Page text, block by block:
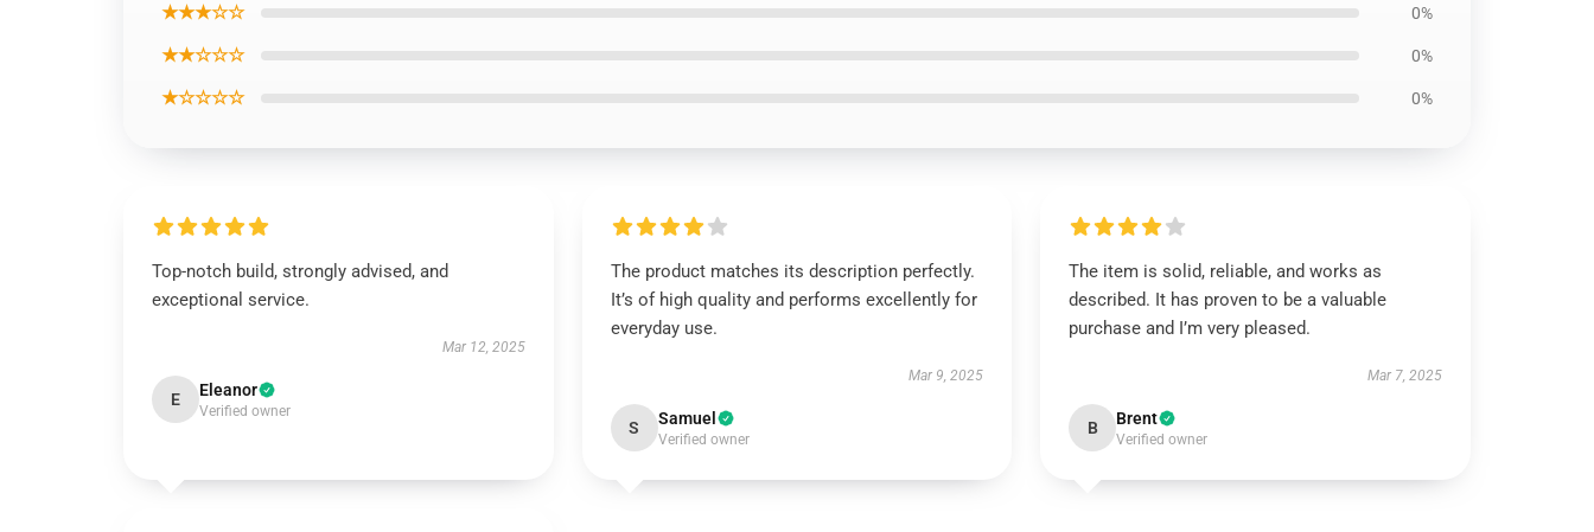
★★★☆☆ 0%
★★☆☆☆ 0%
★☆☆☆☆ 0%
Top-notch build, strongly advised, and
exceptional service.
Mar 12, 2025
E Eleanor
Verified owner
The product matches its description perfectly.
It’s of high quality and performs excellently for
everyday use.
Mar 9, 2025
S Samuel
Verified owner
The item is solid, reliable, and works as
described. It has proven to be a valuable
purchase and I’m very pleased.
Mar 7, 2025
B Brent
Verified owner